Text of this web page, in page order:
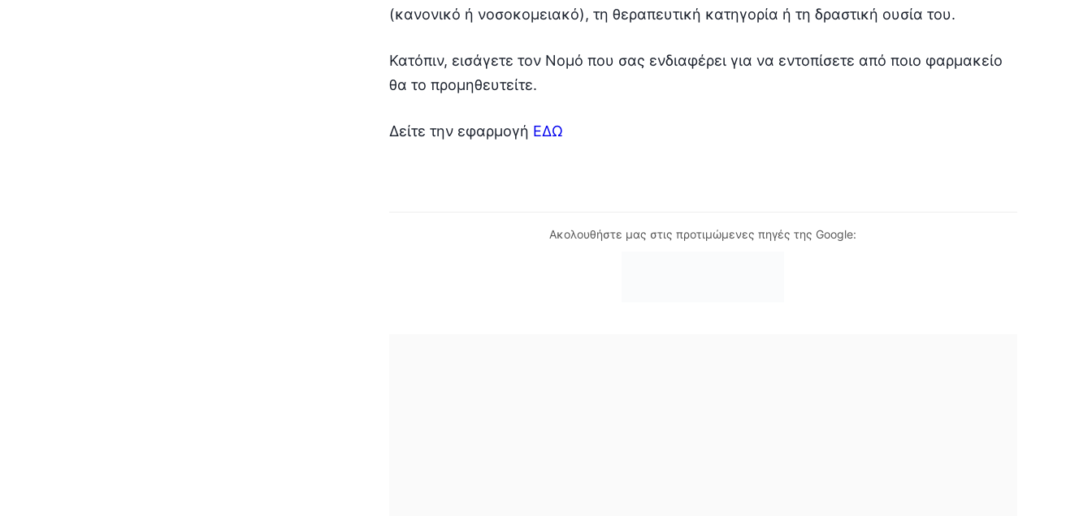
(κανονικό ή νοσοκομειακό), τη θεραπευτική κατηγορία ή τη δραστική ουσία του.
Κατόπιν, εισάγετε τον Νομό που σας ενδιαφέρει για να εντοπίσετε από ποιο φαρμακείο
θα το προμηθευτείτε.
Δείτε την εφαρμογή ΕΔΩ
Ακολουθήστε μας στις προτιμώμενες πηγές της Google: